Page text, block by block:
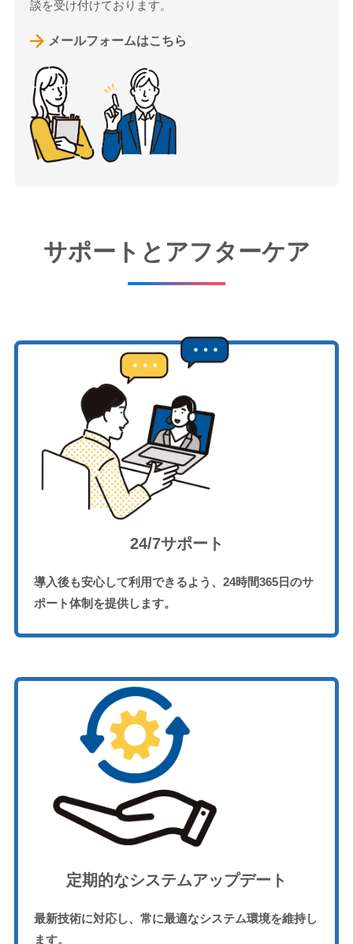
談を受け付けております。
メールフォームはこちら
サポートとアフターケア
24/7サポート
導入後も安心して利用できるよう、24時間365日のサ
ポート体制を提供します。
定期的なシステムアップデート
最新技術に対応し、常に最適なシステム環境を維持し
ます。